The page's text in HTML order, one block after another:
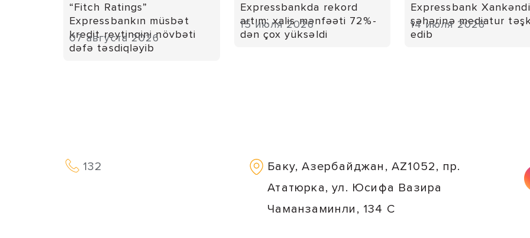
“Fitch Ratings”
Expressbankın müsbət
kredit reytinqini növbəti
dəfə təsdiqləyib
07 августа 2026
Expressbankda rekord
artım: xalis mənfəəti 72%-
dən çox yüksəldi
15 июля 2026
Expressbank Xankəndi
şəhərinə mediatur
edib
14 июля 2026
132
Баку, Азербайджан, AZ1052, пр.
Ататюрка, ул. Юсифа Вазира
Чаманзаминли, 134 C